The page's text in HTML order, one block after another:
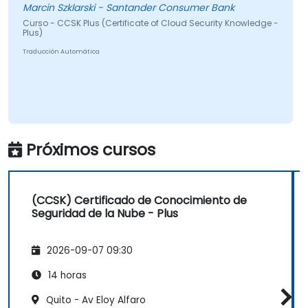
Marcin Szklarski - Santander Consumer Bank
Curso - CCSK Plus (Certificate of Cloud Security Knowledge -
Plus)
Traducción Automática
Próximos cursos
(CCSK) Certificado de Conocimiento de
Seguridad de la Nube - Plus
2026-09-07 09:30
14 horas
Quito - Av Eloy Alfaro